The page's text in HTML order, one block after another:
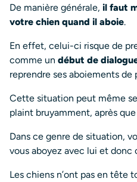
De manière générale, il faut
votre chien quand il aboie.
En effet, celui-ci risque de
comme un début de
reprendre ses aboiements de
Cette situation peut même
plaint bruyamment, après
Dans ce genre de situation,
vous aboyez avec lui et donc
Les chiens n’ont pas en tête